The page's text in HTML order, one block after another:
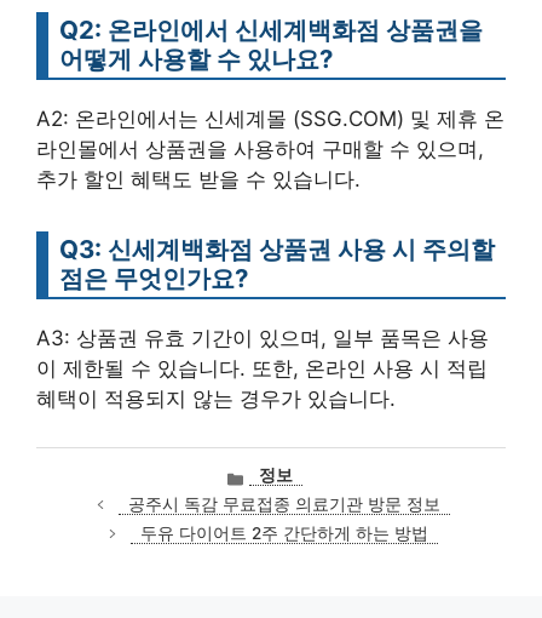
Q2: 온라인에서 신세계백화점 상품권을
어떻게 사용할 수 있나요?
A2: 온라인에서는 신세계몰 (SSG.COM) 및 제휴 온
라인몰에서 상품권을 사용하여 구매할 수 있으며,
추가 할인 혜택도 받을 수 있습니다.
Q3: 신세계백화점 상품권 사용 시 주의할
점은 무엇인가요?
A3: 상품권 유효 기간이 있으며, 일부 품목은 사용
이 제한될 수 있습니다. 또한, 온라인 사용 시 적립
혜택이 적용되지 않는 경우가 있습니다.
카
테
고
리
정보
공주시 독감 무료접종 의료기관 방문 정보
두유 다이어트 2주 간단하게 하는 방법